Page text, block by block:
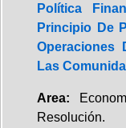
Política
Principio De
Operaciones
Las
Area:
Resolución.